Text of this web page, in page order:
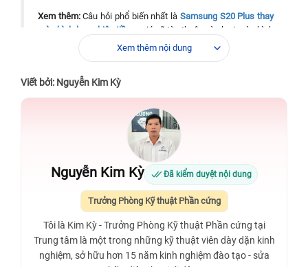
Xem thêm:Câu hỏi phổ biến nhất là Samsung S20 Plus thay
màn hình bao nhiêu tiền
– giá sẽ tùy thuộc vào loại màn hình
zin hay tương thích.
Xem thêm nội dung
Viết bởi: Nguyễn Kim Kỳ
Nguyễn Kim Kỳ Đã kiểm duyệt nội dung
Trưởng Phòng Kỹ thuật Phần cứng
Tôi là Kim Kỳ - Trưởng Phòng Kỹ thuật Phần cứng tại
Trung tâm là một trong những kỹ thuật viên dày dặn kinh
nghiệm, sở hữu hơn 15 năm kinh nghiệm đào tạo - sửa